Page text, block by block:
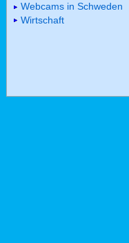
Webcams in Schweden
Wirtschaft